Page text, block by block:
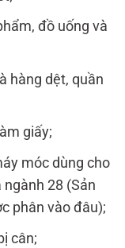
đồ uống và
hàng dệt, quần
giấy;
móc dùng cho
28 (Sản
phân vào đâu);
cân;